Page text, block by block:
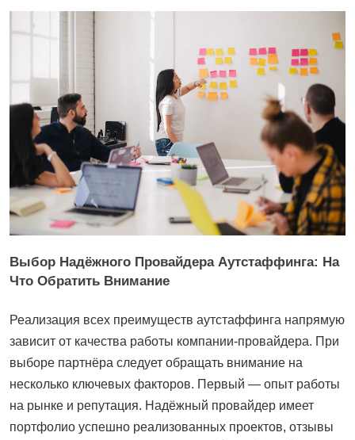
Выбор Надёжного Провайдера Аутстаффинга: На
Что Обратить Внимание
Реализация всех преимуществ аутстаффинга напрямую
зависит от качества работы компании-провайдера. При
выборе партнёра следует обращать внимание на
несколько ключевых факторов. Первый — опыт работы
на рынке и репутация. Надёжный провайдер имеет
портфолио успешно реализованных проектов, отзывы